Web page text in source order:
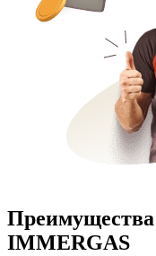
Преимущества
IMMERGAS